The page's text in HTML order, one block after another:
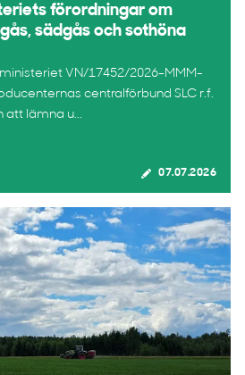
förordningar om
sädgås och sothöna
VN/17452/2026-MMM-
centralförbund SLC r.f.
att lämna u...
07.07.2026